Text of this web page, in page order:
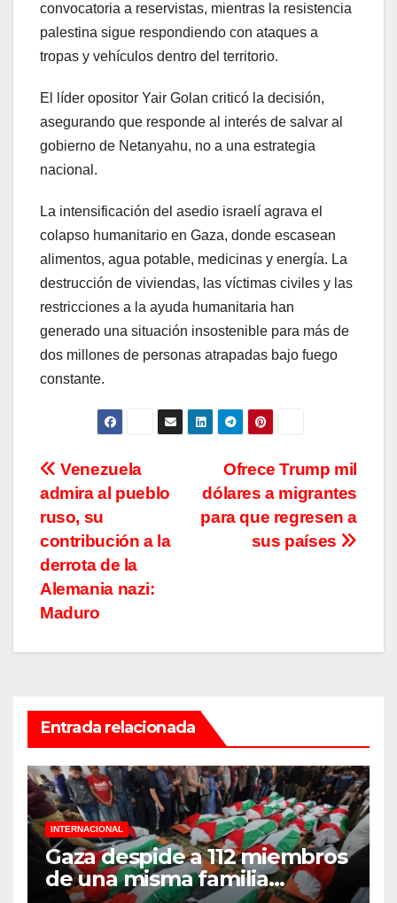
convocatoria a reservistas, mientras la resistencia
palestina sigue respondiendo con ataques a
tropas y vehículos dentro del territorio.
El líder opositor Yair Golan criticó la decisión,
asegurando que responde al interés de salvar al
gobierno de Netanyahu, no a una estrategia
nacional.
La intensificación del asedio israelí agrava el
colapso humanitario en Gaza, donde escasean
alimentos, agua potable, medicinas y energía. La
destrucción de viviendas, las víctimas civiles y las
restricciones a la ayuda humanitaria han
generado una situación insostenible para más de
dos millones de personas atrapadas bajo fuego
constante.
Navegación
de
entradas
Ofrece Trump mil
dólares a migrantes
para que regresen a
sus países
Venezuela
admira al pueblo
ruso, su
contribución a la
derrota de la
Alemania nazi:
Maduro
Entrada relacionada
INTERNACIONAL
Gaza despide a 112 miembros
de una misma familia